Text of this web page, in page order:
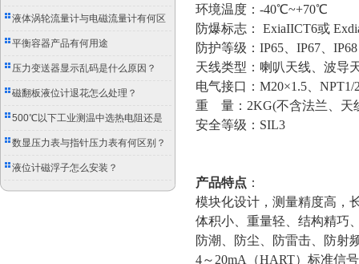
液体涡轮流量计与电磁流量计有何区
别？
平衡容器产品有何用途
压力变送器显示乱码是什么原因？
磁翻板液位计退花怎么处理？
500℃以下工业测温中选热电阻还是
双金属温度计？
数显压力表与指针压力表有何区别？
液位计磁浮子怎么安装？
环境温度： -40℃~+70℃
防爆标志：
ExiaIICT6或
防护等级： IP65、IP67、IP68
天线类型：喇叭天线、波导
电气接口： M20×1.5、NPT1/
重 量：2KG(不含法兰、天
安全等级： SIL3
产品特点 ：
模块化设计，测量精度高，
体积小、重量轻、结构精巧
防潮、防尘、防雷击、防射
4～20mA（HART）标准信